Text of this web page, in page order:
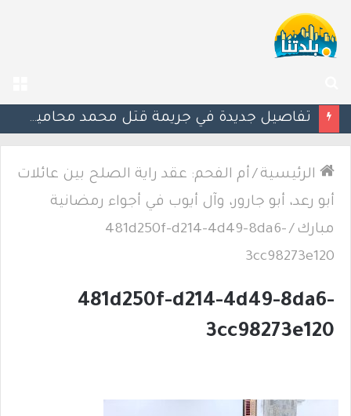
عن
تفاصيل جديدة في جريمة قتل محمد محاميد: كمين قرب مخبز وإطلاق 9 رصاصات
الرئيسية / أم الفحم: عقد راية الصلح بين عائلات
أبو رعد، أبو جارور، وآل أيوب في أجواء رمضانية
مبارك /
481d250f-d214-4d49-8da6-
3cc98273e120
481d250f-d214-4d49-8da6-
3cc98273e120